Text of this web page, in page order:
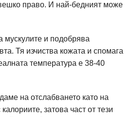
право. И най-бедният може
мускулите и подобрява
Тя изчиства кожата и спомага
температура е 38-40
на отслабването като на
затова част от тези